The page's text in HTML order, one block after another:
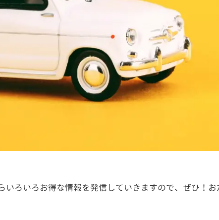
ろいろお得な情報を発信していきますので、ぜひ！